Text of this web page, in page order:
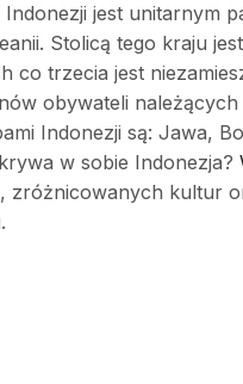
jest unitarnym
Stolicą tego kraju
co trzecia jest
obywateli
Indonezji są: Jawa,
w sobie Indonezja?
zróżnicowanych kultur